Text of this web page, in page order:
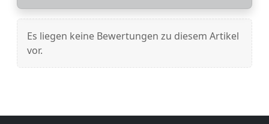
Es liegen keine Bewertungen zu diesem Artikel
vor.